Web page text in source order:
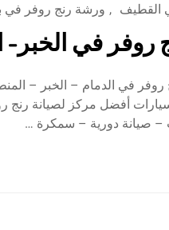
القطيف , ورشة رنج روفر في
في الخبر-
أفضل مركز لصيانة
صيانة دورية – سمكرة …